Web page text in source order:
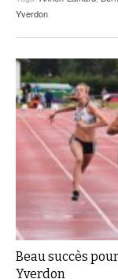
Yverdon
Beau succès
Yverdon